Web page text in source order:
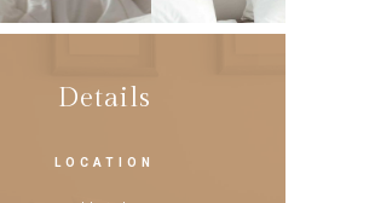
Details
LOCATION